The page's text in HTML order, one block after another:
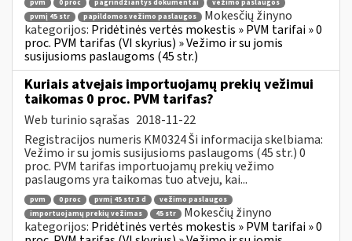
pvm 0 proc pagrindžiantys dokumentai
vežimo paslaugos
pvmį 45 str
papildomos vežimo paslaugos
Mokesčių žinyno
kategorijos: Pridėtinės vertės mokestis » PVM tarifai » 0
proc. PVM tarifas (VI skyrius) » Vežimo ir su jomis
susijusioms paslaugoms (45 str.)
Kuriais atvejais importuojamų prekių vežimui
taikomas 0 proc. PVM tarifas?
Web turinio sąrašas 2018-11-22
Registracijos numeris KM0324 Ši informacija skelbiama:
Vežimo ir su jomis susijusioms paslaugoms (45 str.) 0
proc. PVM tarifas importuojamų prekių vežimo
paslaugoms yra taikomas tuo atveju, kai...
pvm 0 proc pvmį 45 str 3 d
vežimo paslaugos
importuojamų prekių vežimas
45 str
Mokesčių žinyno
kategorijos: Pridėtinės vertės mokestis » PVM tarifai » 0